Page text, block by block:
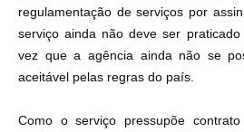
regulamentação de serviços por
serviço ainda não deve ser
vez que a agência ainda não se
aceitável pelas regras do país.
Como o serviço pressupõe